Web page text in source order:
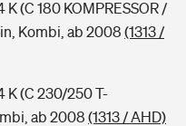
(C 180 KOMPRESSOR /
Kombi, ab 2008 (1313 /
K (C 230/250 T-
ab 2008 (1313 / AHD)